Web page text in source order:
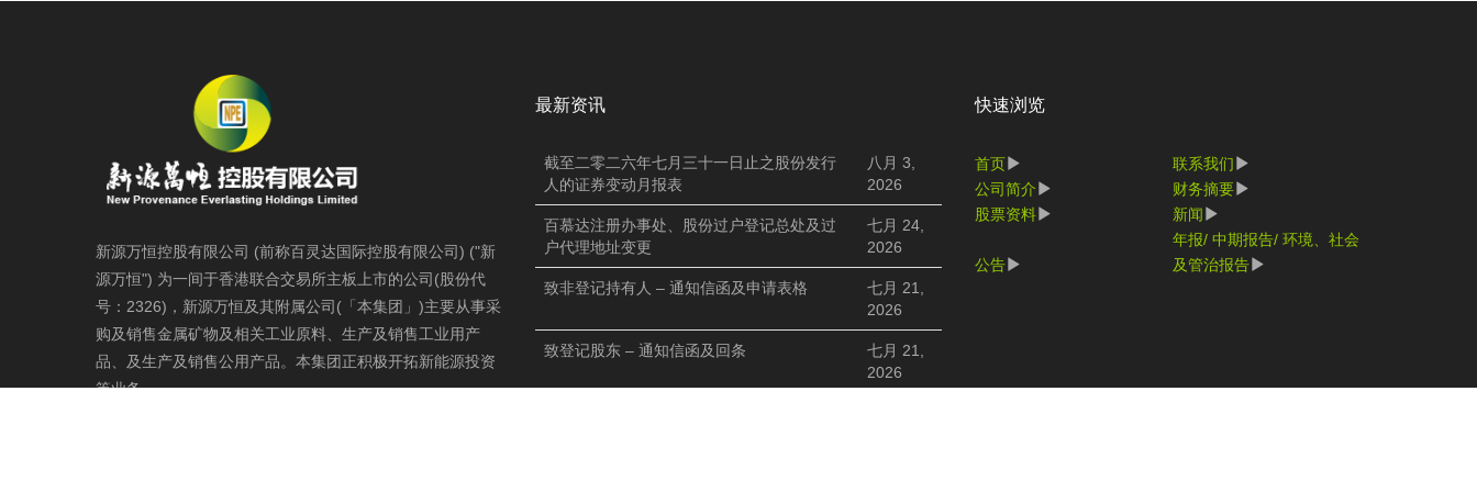
新源万恒控股有限公司 (前称百灵达国际控股有限公司) ("新
源万恒") 为一间于香港联合交易所主板上市的公司(股份代
号：2326)，新源万恒及其附属公司(「本集团」)主要从事采
购及销售金属矿物及相关工业原料、生产及销售工业用产
品、及生产及销售公用产品。本集团正积极开拓新能源投资
等业务。
最新资讯
截至二零二六年七月三十一日止之股份发行
人的证券变动月报表
八月 3,
2026
百慕达注册办事处、股份过户登记总处及过
户代理地址变更
七月 24,
2026
致非登记持有人 – 通知信函及申请表格
七月 21,
2026
致登记股东 – 通知信函及回条
七月 21,
2026
快速浏览
首页
联系我们
公司简介
财务摘要
股票资料
新闻
公告
年报/ 中期报告/ 环境、社会
及管治报告